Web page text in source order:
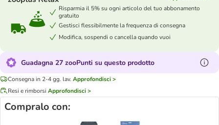
Risparmia il 5% su ogni articolo del tuo abbonamento
gratuito
Gestisci flessibilmente la frequenza di consegna
Modifica, sospendi o cancella quando vuoi
Guadagna 27 zooPunti su questo prodotto
Consegna in 2-4 gg. lav. Approfondisci >
Resi e rimborsi Approfondisci >
Compralo con: